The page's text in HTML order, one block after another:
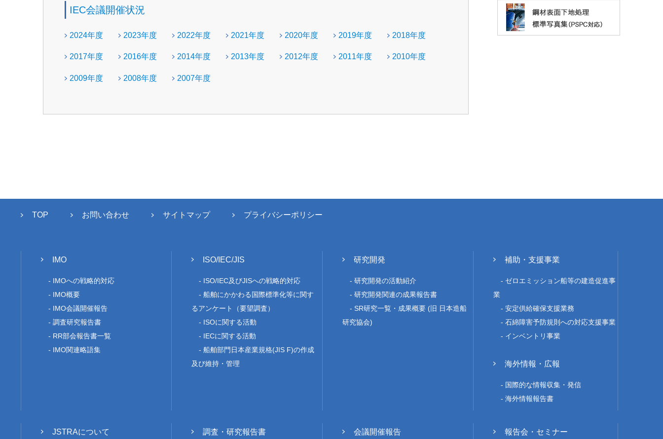
IEC会議開催状況
2024年度 2023年度 2022年度 2021年度 2020年度 2019年度 2018年度
2017年度 2016年度 2014年度 2013年度 2012年度 2011年度 2010年度
2009年度 2008年度 2007年度
TOP お問い合わせ サイトマップ プライバシーポリシー
IMO
IMOへの戦略的対応
IMO概要
IMO会議開催報告
調査研究報告書
RR部会報告書一覧
IMO関連略語集
ISO/IEC/JIS
ISO/IEC及びJISへの戦略的対応
船舶にかかわる国際標準化等に関す
るアンケート（要望調査）
ISOに関する活動
IECに関する活動
船舶部門日本産業規格(JIS F)の作成
及び維持・管理
研究開発
研究開発の活動紹介
研究開発関連の成果報告書
SR研究一覧・成果概要 (旧 日本造船
研究協会)
補助・支援事業
ゼロエミッション船等の建造促進事
業
安定供給確保支援業務
石綿障害予防規則への対応支援事業
インベントリ事業
海外情報・広報
国際的な情報収集・発信
海外情報報告書
JSTRAについて 調査・研究報告書 会議開催報告 報告会・セミナー